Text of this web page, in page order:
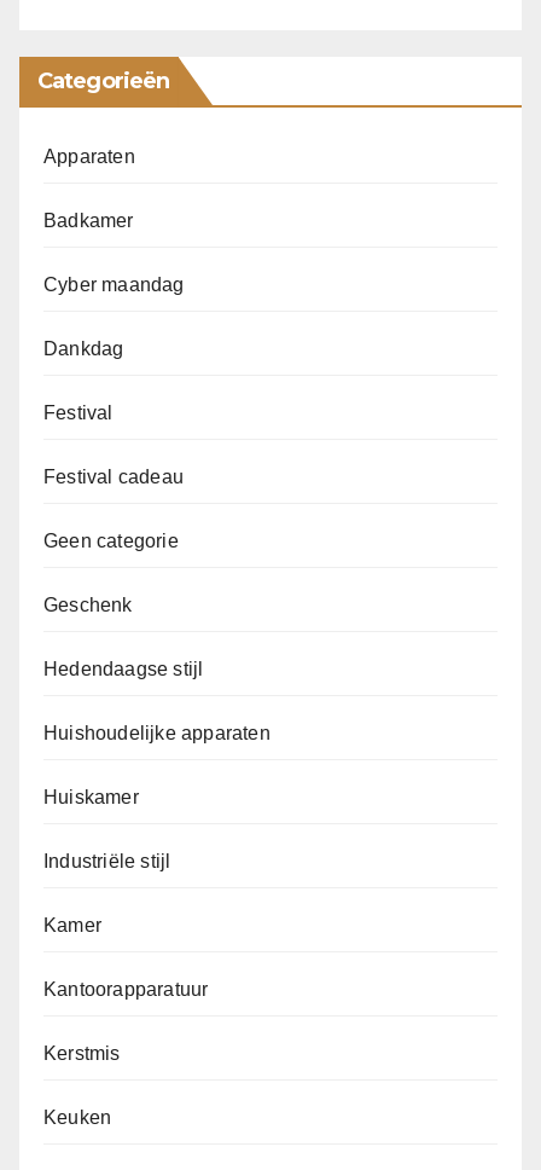
Categorieën
Apparaten
Badkamer
Cyber maandag
Dankdag
Festival
Festival cadeau
Geen categorie
Geschenk
Hedendaagse stijl
Huishoudelijke apparaten
Huiskamer
Industriële stijl
Kamer
Kantoorapparatuur
Kerstmis
Keuken